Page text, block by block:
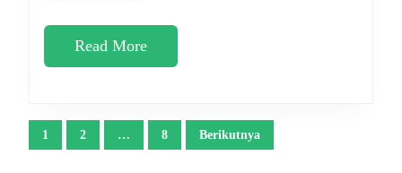
Terduga
Read MoreRead
More
Paginasi
pos
1 2 … 8 Berikutnya